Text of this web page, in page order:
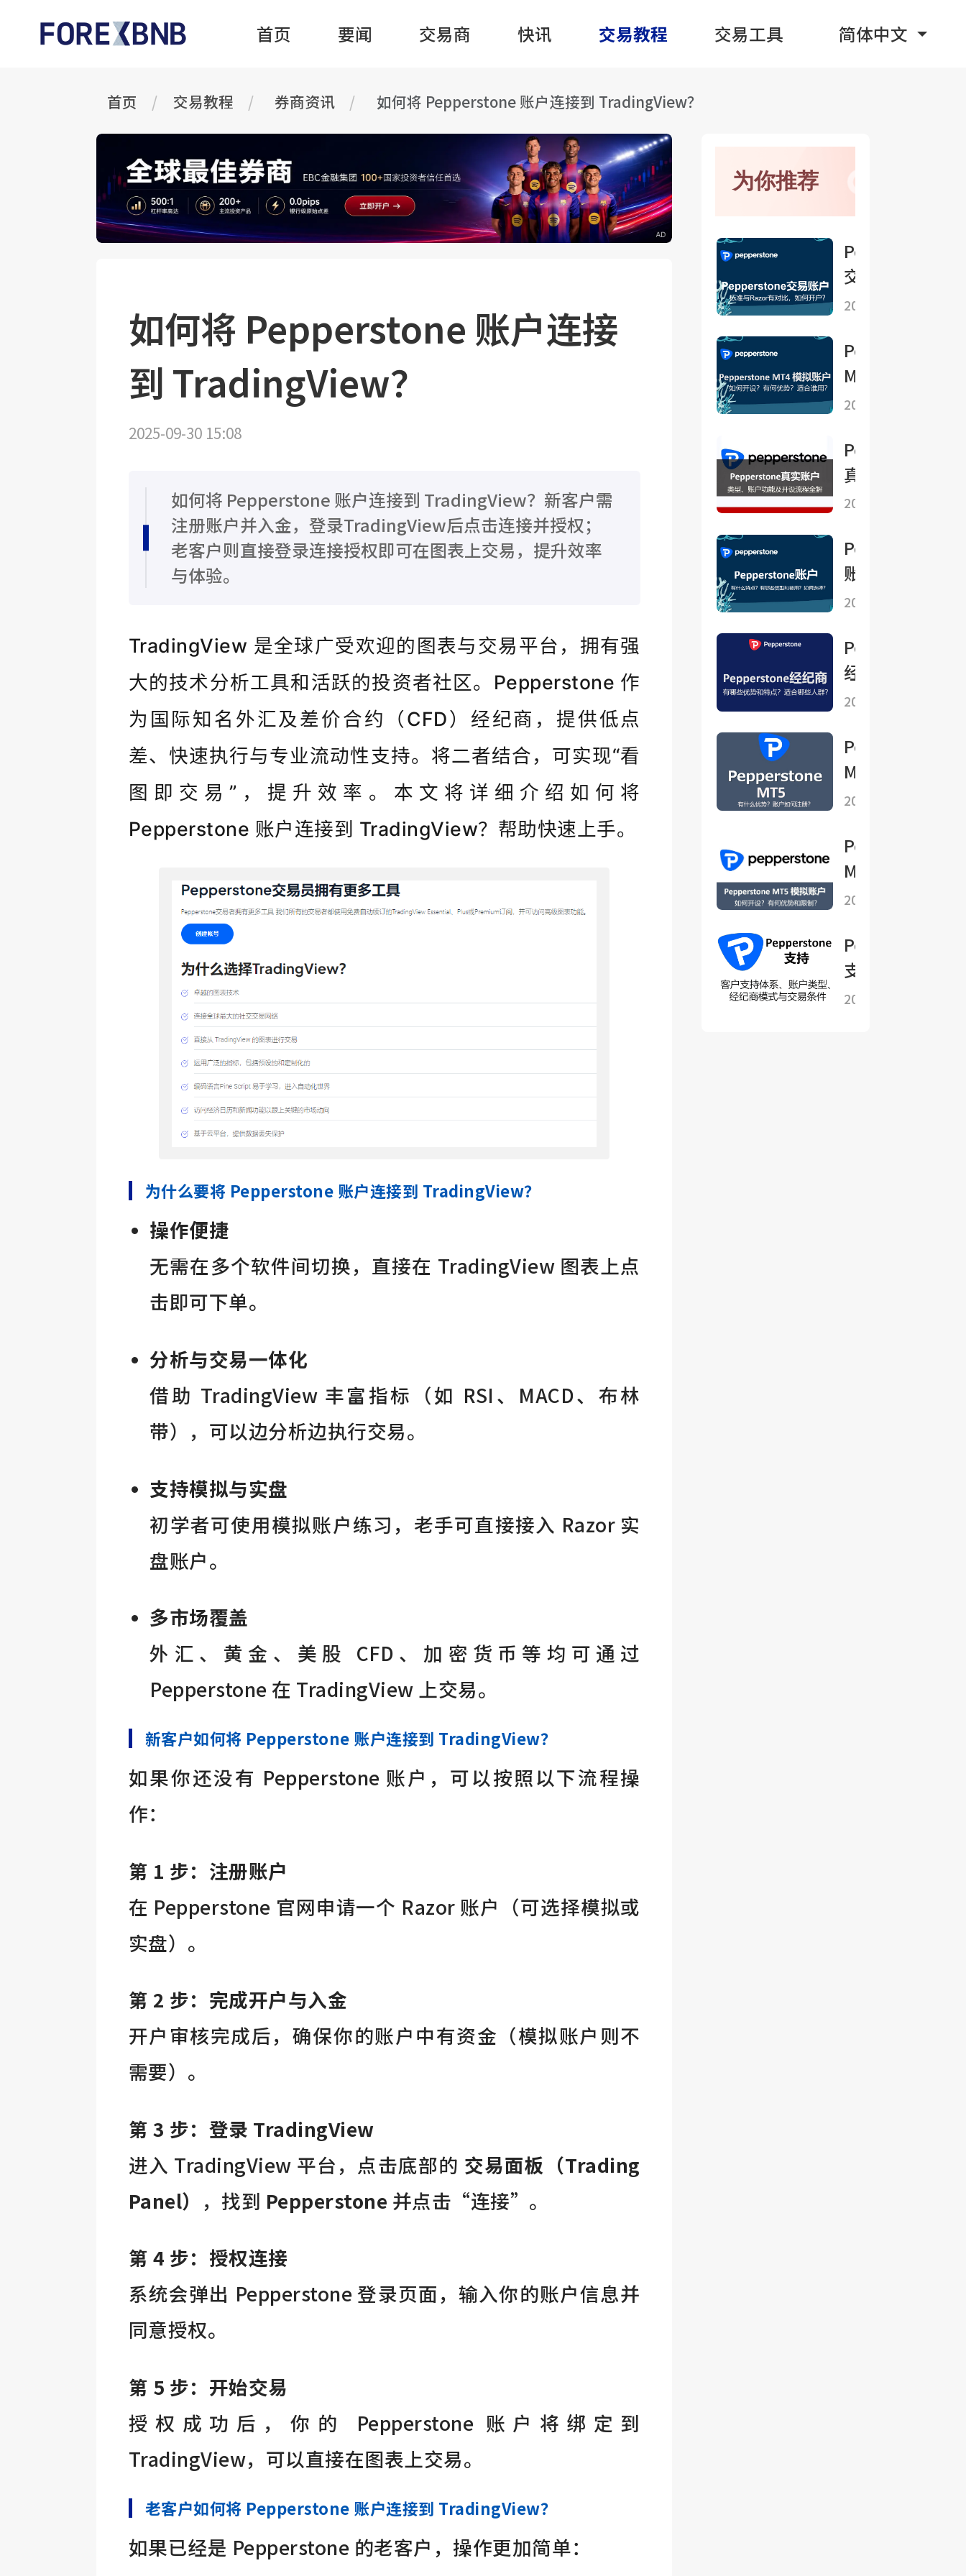
首页 要闻 交易商 快讯 交易教程 交易工具 简体中文
首页 交易教程 券商资讯 如何将 Pepperstone 账户连接到 TradingView？
如何将 Pepperstone 账户连接
到 TradingView？
2025-09-30 15:08
如何将 Pepperstone 账户连接到 TradingView？新客户需
注册账户并入金，登录TradingView后点击连接并授权；
老客户则直接登录连接授权即可在图表上交易，提升效率
与体验。
TradingView 是全球广受欢迎的图表与交易平台，拥有强
大的技术分析工具和活跃的投资者社区。Pepperstone 作
为国际知名外汇及差价合约（CFD）经纪商，提供低点
差、快速执行与专业流动性支持。将二者结合，可实现“看
图即交易”，提升效率。本文将详细介绍如何将
Pepperstone 账户连接到 TradingView？帮助快速上手。
为什么要将 Pepperstone 账户连接到 TradingView？
操作便捷
无需在多个软件间切换，直接在 TradingView 图表上点
击即可下单。
分析与交易一体化
借助 TradingView 丰富指标（如 RSI、MACD、布林
带），可以边分析边执行交易。
支持模拟与实盘
初学者可使用模拟账户练习，老手可直接接入 Razor 实
盘账户。
多市场覆盖
外汇、黄金、美股 CFD、加密货币等均可通过
Pepperstone 在 TradingView 上交易。
新客户如何将 Pepperstone 账户连接到 TradingView？
如果你还没有 Pepperstone 账户，可以按照以下流程操
作：
第 1 步：注册账户
在 Pepperstone 官网申请一个 Razor 账户（可选择模拟或
实盘）。
第 2 步：完成开户与入金
开户审核完成后，确保你的账户中有资金（模拟账户则不
需要）。
第 3 步：登录 TradingView
进入 TradingView 平台，点击底部的 交易面板（Trading
Panel） ，找到 Pepperstone 并点击“连接”。
第 4 步：授权连接
系统会弹出 Pepperstone 登录页面，输入你的账户信息并
同意授权。
第 5 步：开始交易
授权成功后，你的 Pepperstone 账户将绑定到
TradingView，可以直接在图表上交易。
老客户如何将 Pepperstone 账户连接到 TradingView？
如果已经是 Pepperstone 的老客户，操作更加简单：
为你推荐
Pepperstone
交易账户：标
准与Razor怎
户？
2025-09-25
Pepperstone
MT4 模拟账
户如何开设？
2025-08-15
Pepperstone
真实账户的类
型、账户功能
解
2025-07-29
Pepperstone
账户有什么特
点？有哪些类
2025-07-17
Pepperstone
经纪商有哪些
优势和特点？
群？
2025-08-16
Pepperstone
MT5有什么优
势？账户如何
2025-08-08
Pepperstone
MT5 模拟账
户如何开设？
制？
2025-09-07
Pepperstone
支持体系、账
户类型、经纪
2025-08-12